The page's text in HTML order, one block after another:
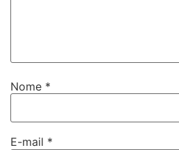
Nome *
E-mail *